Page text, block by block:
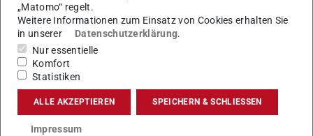
Weitere Infos zum digitalen
Studierendenausweis
„Matomo“ regelt.
Weitere Informationen zum Einsatz von Cookies erhalten Sie
in unserer
Datenschutzerklärung.
Nur essentielle
Komfort
Statistiken
ALLE AKZEPTIEREN SPEICHERN & SCHLIESSEN
Impressum